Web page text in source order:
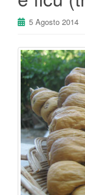
5 Agosto 2014